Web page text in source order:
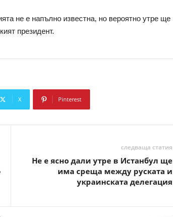
не е напълно известна, но вероятно утре ще
президент.
X Pinterest
следваща статия
Не е ясно дали утре в Истанбул ще
има среща между руската и
украинската делегация